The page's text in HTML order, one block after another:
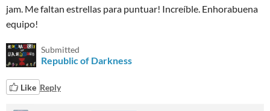
jam. Me faltan estrellas para puntuar! Increíble. Enhorabuena
equipo!
Submitted
Republic of Darkness
Like Reply